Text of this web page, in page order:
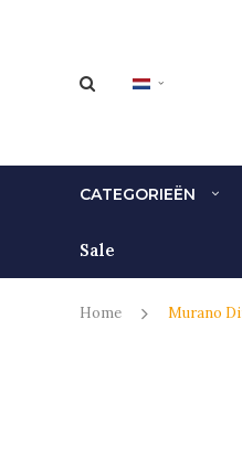
CATEGORIEËN
Sale
Home Murano